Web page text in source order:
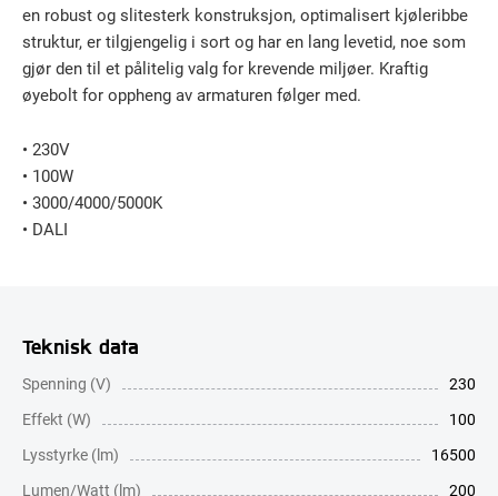
en robust og slitesterk konstruksjon, optimalisert kjøleribbe
struktur, er tilgjengelig i sort og har en lang levetid, noe som
gjør den til et pålitelig valg for krevende miljøer. Kraftig
øyebolt for oppheng av armaturen følger med.
• 230V
• 100W
• 3000/4000/5000K
• DALI
Teknisk data
Spenning (V)
230
Effekt (W)
100
Lysstyrke (lm)
16500
Lumen/Watt (lm)
200